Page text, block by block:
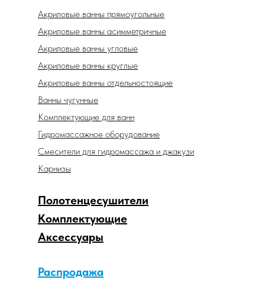
Акриловые ванны прямоугольные
Аксессуары
Распродажа
Комплектующие
Акриловые ванны отдельностоящие
Акриловые ванны асимметричные
Акриловые ванны угловые
Акриловые ванны круглые
Ванны чугунные
Комплектующие для ванн
Гидромассажное оборудование
Смесители для гидромассажа и джакузи
Карнизы
Полотенцесушители